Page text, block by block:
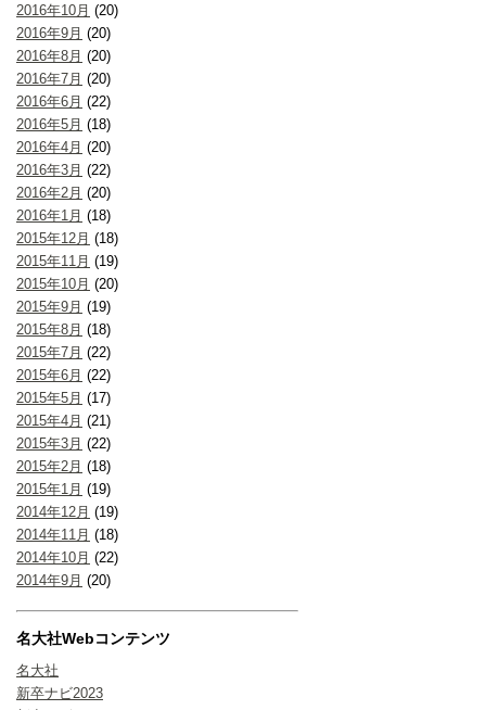
2016年10月 (20)
2016年9月 (20)
2016年8月 (20)
2016年7月 (20)
2016年6月 (22)
2016年5月 (18)
2016年4月 (20)
2016年3月 (22)
2016年2月 (20)
2016年1月 (18)
2015年12月 (18)
2015年11月 (19)
2015年10月 (20)
2015年9月 (19)
2015年8月 (18)
2015年7月 (22)
2015年6月 (22)
2015年5月 (17)
2015年4月 (21)
2015年3月 (22)
2015年2月 (18)
2015年1月 (19)
2014年12月 (19)
2014年11月 (18)
2014年10月 (22)
2014年9月 (20)
名大社Webコンテンツ
名大社
新卒ナビ2023